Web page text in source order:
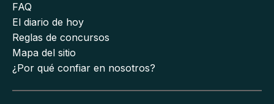
FAQ
El diario de hoy
Reglas de concursos
Mapa del sitio
¿Por qué confiar en nosotros?